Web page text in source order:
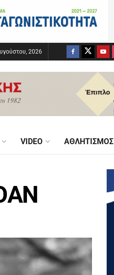
2026
VIDEO ΑΘΛΗΤΙΣΜΌΣ